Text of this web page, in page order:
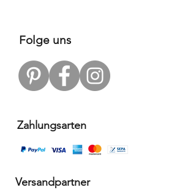
Folge uns
Zahlungsarten
Versandpartner